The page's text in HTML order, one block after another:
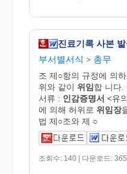
진료기록 사본
부서별서식 > 총무
조 제○항의 규정에 의
위와 같이 위임합 니다.
서류 : 인감증명서 <유
에 의해 허위로 위임장
법 제○조와 제 ○
조회수: 140 | 다운로드: 365